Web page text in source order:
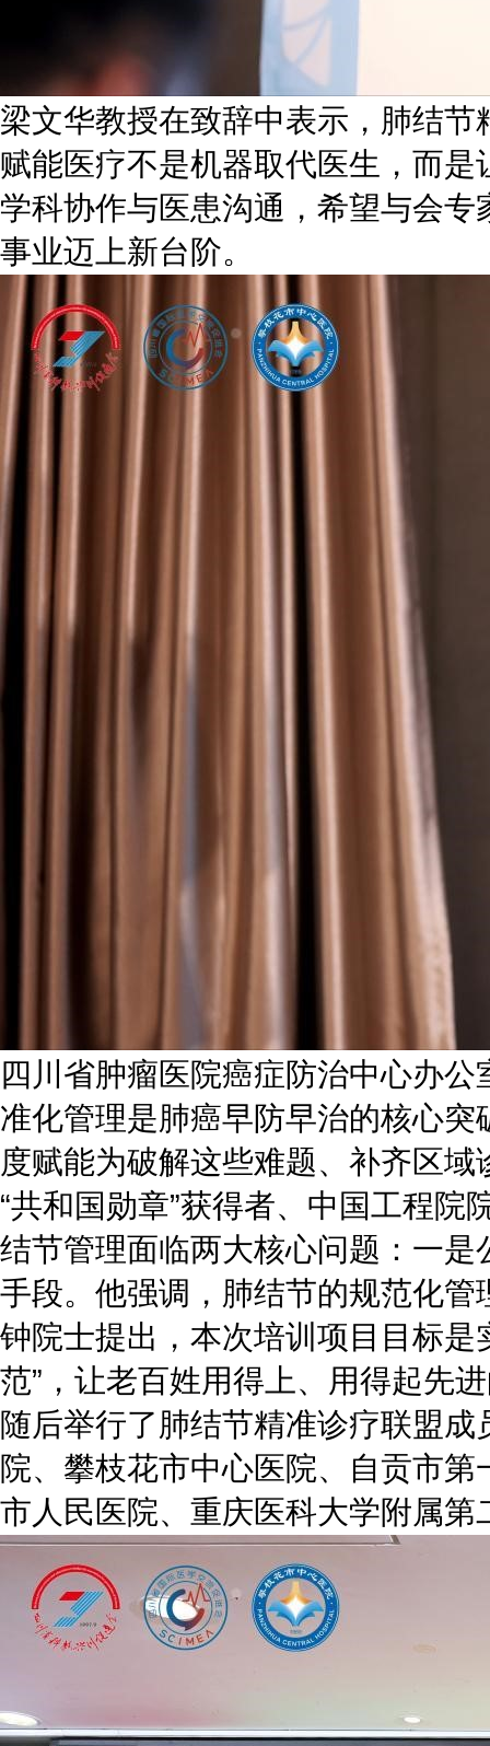
梁文华教授在致辞中表示，肺结
赋能医疗不是机器取代医生，而
学科协作与医患沟通，希望与会
事业迈上新台阶。
四川省肿瘤医院癌症防治中心办
准化管理是肺癌早防早治的核心
度赋能为破解这些难题、补齐区
“共和国勋章”获得者、中国工程
结节管理面临两大核心问题：一
手段。他强调，肺结节的规范化
钟院士提出，本次培训项目目标
范”，让老百姓用得上、用得起先
随后举行了肺结节精准诊疗联盟
院、攀枝花市中心医院、自贡市
市人民医院、重庆医科大学附属